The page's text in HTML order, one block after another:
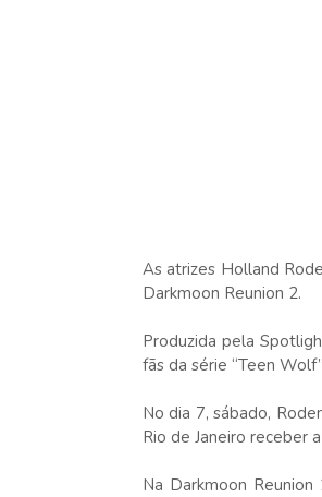
As atrizes Holland
Darkmoon Reunion 2.
Produzida pela
fãs da série “Teen
No dia 7, sábado,
Rio de Janeiro receber
Na Darkmoon